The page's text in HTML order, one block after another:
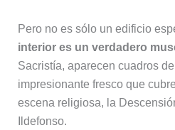
Pero no es sólo un edificio
interior es un verdadero
Sacristía, aparecen cuadros
impresionante fresco que
escena religiosa, la
Ildefonso.